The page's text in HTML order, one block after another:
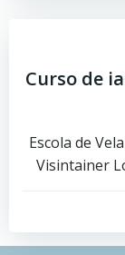
Curso de
Escola de
Visintainer